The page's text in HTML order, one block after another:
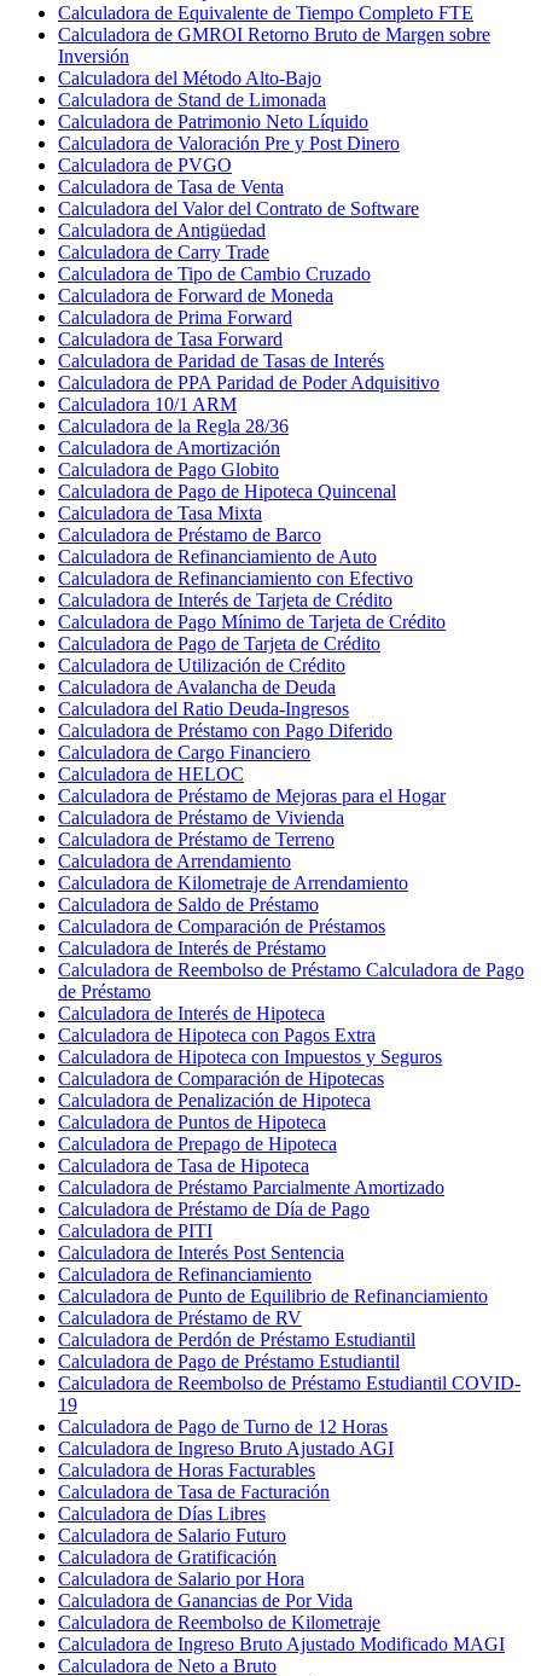
Calculadora de Equivalente de Tiempo Completo FTE
Calculadora de GMROI Retorno Bruto de Margen sobre
Inversión
Calculadora del Método Alto-Bajo
Calculadora de Stand de Limonada
Calculadora de Patrimonio Neto Líquido
Calculadora de Valoración Pre y Post Dinero
Calculadora de PVGO
Calculadora de Tasa de Venta
Calculadora del Valor del Contrato de Software
Calculadora de Antigüedad
Calculadora de Carry Trade
Calculadora de Tipo de Cambio Cruzado
Calculadora de Forward de Moneda
Calculadora de Prima Forward
Calculadora de Tasa Forward
Calculadora de Paridad de Tasas de Interés
Calculadora de PPA Paridad de Poder Adquisitivo
Calculadora 10/1 ARM
Calculadora de la Regla 28/36
Calculadora de Amortización
Calculadora de Pago Globito
Calculadora de Pago de Hipoteca Quincenal
Calculadora de Tasa Mixta
Calculadora de Préstamo de Barco
Calculadora de Refinanciamiento de Auto
Calculadora de Refinanciamiento con Efectivo
Calculadora de Interés de Tarjeta de Crédito
Calculadora de Pago Mínimo de Tarjeta de Crédito
Calculadora de Pago de Tarjeta de Crédito
Calculadora de Utilización de Crédito
Calculadora de Avalancha de Deuda
Calculadora del Ratio Deuda-Ingresos
Calculadora de Préstamo con Pago Diferido
Calculadora de Cargo Financiero
Calculadora de HELOC
Calculadora de Préstamo de Mejoras para el Hogar
Calculadora de Préstamo de Vivienda
Calculadora de Préstamo de Terreno
Calculadora de Arrendamiento
Calculadora de Kilometraje de Arrendamiento
Calculadora de Saldo de Préstamo
Calculadora de Comparación de Préstamos
Calculadora de Interés de Préstamo
Calculadora de Reembolso de Préstamo Calculadora de Pago
de Préstamo
Calculadora de Interés de Hipoteca
Calculadora de Hipoteca con Pagos Extra
Calculadora de Hipoteca con Impuestos y Seguros
Calculadora de Comparación de Hipotecas
Calculadora de Penalización de Hipoteca
Calculadora de Puntos de Hipoteca
Calculadora de Prepago de Hipoteca
Calculadora de Tasa de Hipoteca
Calculadora de Préstamo Parcialmente Amortizado
Calculadora de Préstamo de Día de Pago
Calculadora de PITI
Calculadora de Interés Post Sentencia
Calculadora de Refinanciamiento
Calculadora de Punto de Equilibrio de Refinanciamiento
Calculadora de Préstamo de RV
Calculadora de Perdón de Préstamo Estudiantil
Calculadora de Pago de Préstamo Estudiantil
Calculadora de Reembolso de Préstamo Estudiantil COVID-
19
Calculadora de Pago de Turno de 12 Horas
Calculadora de Ingreso Bruto Ajustado AGI
Calculadora de Horas Facturables
Calculadora de Tasa de Facturación
Calculadora de Días Libres
Calculadora de Salario Futuro
Calculadora de Gratificación
Calculadora de Salario por Hora
Calculadora de Ganancias de Por Vida
Calculadora de Reembolso de Kilometraje
Calculadora de Ingreso Bruto Ajustado Modificado MAGI
Calculadora de Neto a Bruto